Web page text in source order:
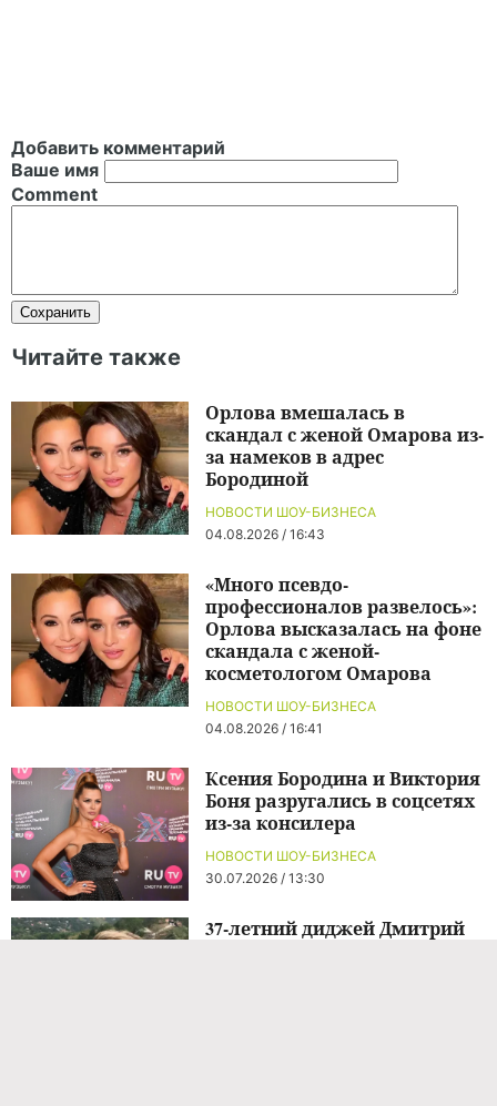
Добавить комментарий
Ваше имя
Comment
Читайте также
НОВОСТИ ШОУ-БИЗНЕСА
04.08.2026 / 16:43
Орлова вмешалась в
скандал с женой Омарова из-
за намеков в адрес
Бородиной
НОВОСТИ ШОУ-БИЗНЕСА
04.08.2026 / 16:41
«Много псевдо-
профессионалов развелось»:
Орлова высказалась на фоне
скандала с женой-
косметологом Омарова
НОВОСТИ ШОУ-БИЗНЕСА
30.07.2026 / 13:30
Ксения Бородина и Виктория
Боня разругались в соцсетях
из-за консилера
37-летний диджей Дмитрий